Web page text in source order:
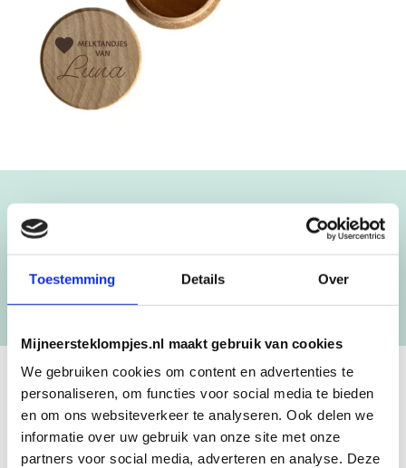
Toestemming Details Over
Mijneersteklompjes.nl maakt gebruik van cookies
We gebruiken cookies om content en advertenties te
personaliseren, om functies voor social media te bieden
en om ons websiteverkeer te analyseren. Ook delen we
informatie over uw gebruik van onze site met onze
partners voor social media, adverteren en analyse. Deze
Blijf op de hoogte!
NIEUWSBRIEF
[mc4wp_form id=”3182″]
GEBOORTEKLOMPJES EN
KRAAMCADEAU MET NAAM